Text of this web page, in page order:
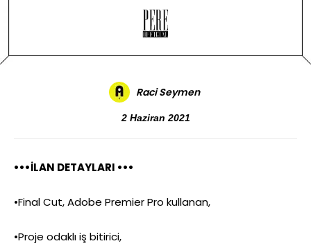
Raci Seymen
2 Haziran 2021
•••İLAN DETAYLARI •••
•Final Cut, Adobe Premier Pro kullanan,
•Proje odaklı iş bitirici,